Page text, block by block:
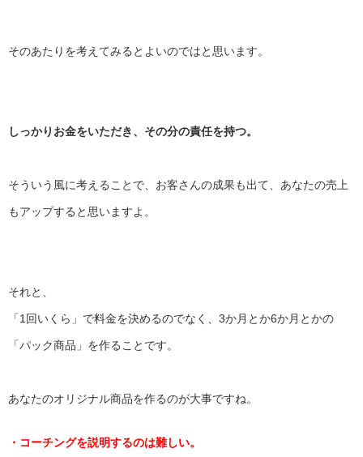
そのあたりを考えてみるとよいのではと思います。
しっかりお金をいただき、その分の責任を持つ。
そういう風に考えることで、お客さんの成果も出て、 あなたの売上
もアップすると思いますよ。
それと、
「1回いくら」で料金を決めるのでなく、 3か月とか6か月とかの
「パック商品」を作ることです。
あなたのオリジナル商品を作るのが大事ですね。
・コーチングを説明するのは難しい。